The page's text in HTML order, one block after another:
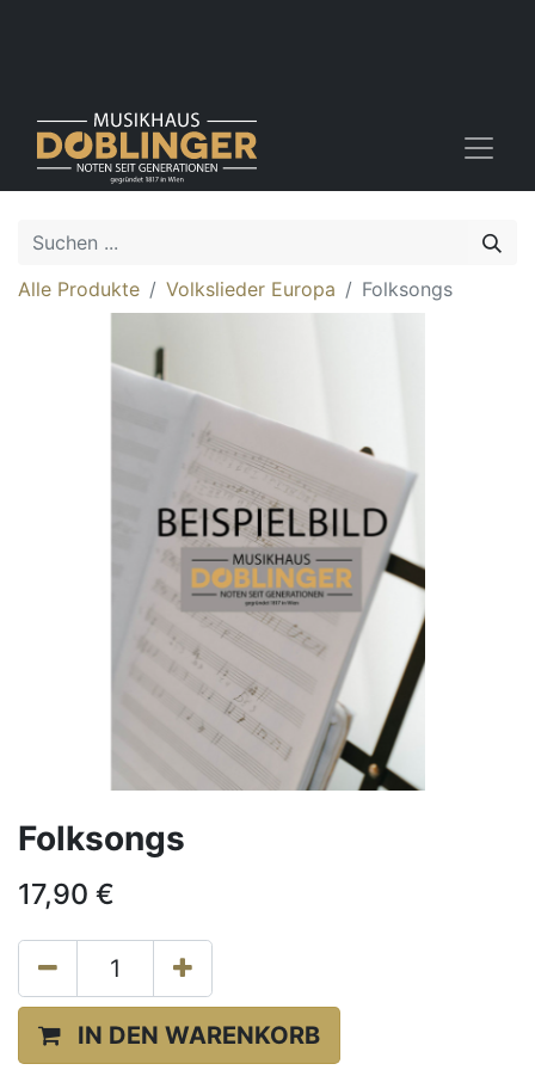
Alle Produkte Volkslieder Europa Folksongs
Folksongs
17,90 €
IN DEN WARENKORB